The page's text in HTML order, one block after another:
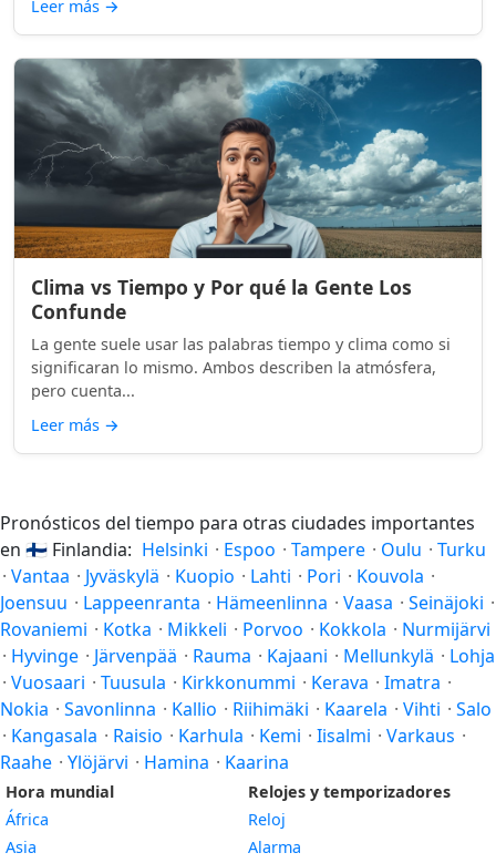
Leer más →
Clima vs Tiempo y Por qué la Gente Los
Confunde
La gente suele usar las palabras tiempo y clima como si
significaran lo mismo. Ambos describen la atmósfera,
pero cuenta...
Leer más →
Pronósticos del tiempo para otras ciudades importantes
en 🇫🇮 Finlandia: Helsinki · Espoo · Tampere · Oulu · Turku
· Vantaa · Jyväskylä · Kuopio · Lahti · Pori · Kouvola ·
Joensuu · Lappeenranta · Hämeenlinna · Vaasa · Seinäjoki ·
Rovaniemi · Kotka · Mikkeli · Porvoo · Kokkola · Nurmijärvi
· Hyvinge · Järvenpää · Rauma · Kajaani · Mellunkylä · Lohja
· Vuosaari · Tuusula · Kirkkonummi · Kerava · Imatra ·
Nokia · Savonlinna · Kallio · Riihimäki · Kaarela · Vihti · Salo
· Kangasala · Raisio · Karhula · Kemi · Iisalmi · Varkaus ·
Raahe · Ylöjärvi · Hamina · Kaarina
Hora mundial
África
Asia
Relojes y temporizadores
Reloj
Alarma